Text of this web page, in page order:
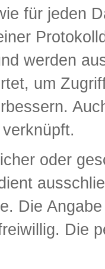
für jeden
werden
um
oder
Die
Die